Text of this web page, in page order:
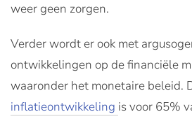
weer geen zorgen.
Verder wordt er ook met
ontwikkelingen op de financiële
waaronder het monetaire beleid.
inflatieontwikkeling is voor 65%